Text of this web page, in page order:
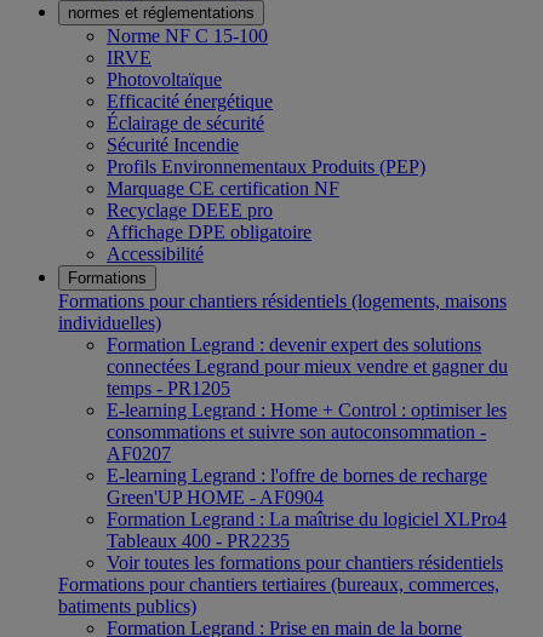
normes et réglementations
Norme NF C 15-100
IRVE
Photovoltaïque
Efficacité énergétique
Éclairage de sécurité
Sécurité Incendie
Profils Environnementaux Produits (PEP)
Marquage CE certification NF
Recyclage DEEE pro
Affichage DPE obligatoire
Accessibilité
Formations
Formations pour chantiers résidentiels (logements, maisons
individuelles)
Formation Legrand : devenir expert des solutions
connectées Legrand pour mieux vendre et gagner du
temps - PR1205
E-learning Legrand : Home + Control : optimiser les
consommations et suivre son autoconsommation -
AF0207
E-learning Legrand : l'offre de bornes de recharge
Green'UP HOME - AF0904
Formation Legrand : La maîtrise du logiciel XLPro4
Tableaux 400 - PR2235
Voir toutes les formations pour chantiers résidentiels
Formations pour chantiers tertiaires (bureaux, commerces,
batiments publics)
Formation Legrand : Prise en main de la borne